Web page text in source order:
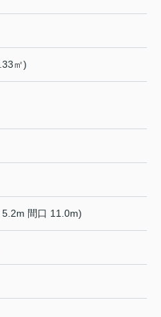
㎡)
間口 11.0m)